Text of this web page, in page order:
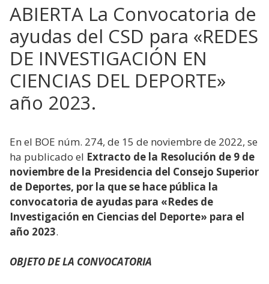
ABIERTA La Convocatoria de
ayudas del CSD para «REDES
DE INVESTIGACIÓN EN
CIENCIAS DEL DEPORTE»
año 2023.
En el BOE núm. 274, de 15 de noviembre de 2022, se
ha publicado el Extracto de la Resolución de 9 de
noviembre de la Presidencia del Consejo Superior
de Deportes, por la que se hace pública la
convocatoria de ayudas para «Redes de
Investigación en Ciencias del Deporte» para el
año 2023.
OBJETO DE LA CONVOCATORIA